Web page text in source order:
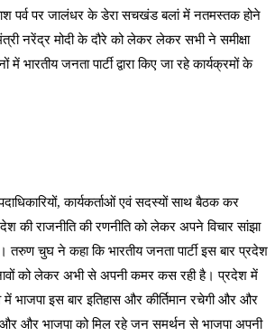
पर्व पर जालंधर के डेरा सचखंड बलां में नतमस्तक होने
नरेंद्र मोदी के दौरे को लेकर लेकर सभी ने समीक्षा
जनता पार्टी द्वारा किए जा रहे कार्यक्रमों के
कार्यकर्ताओं एवं सदस्यों साथ बैठक कर
की राजनीति की रणनीति को लेकर अपने विचार सांझा
चुघ ने कहा कि भारतीय जनता पार्टी इस बार प्रदेश
को लेकर अभी से अपनी कमर कस रही है। प्रदेश में
भाजपा इस बार इतिहास और कीर्तिमान रचेगी और और
और भाजपा को मिल रहे जन समर्थन से भाजपा अपनी